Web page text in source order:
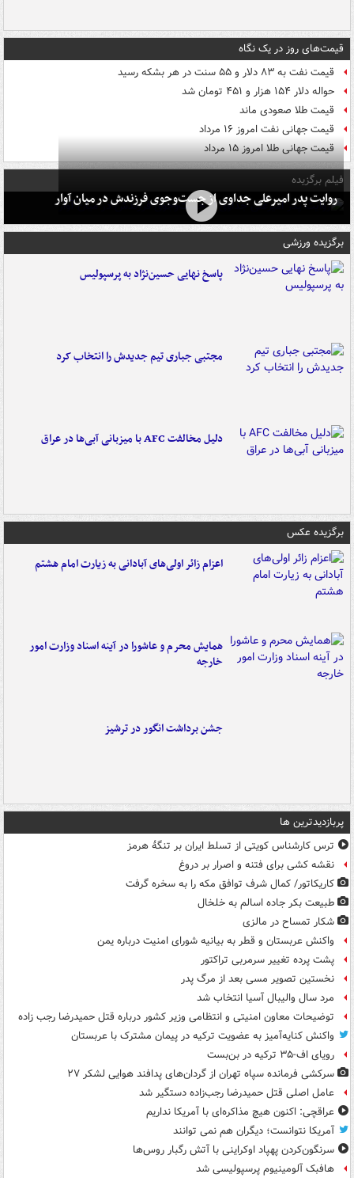
قیمت‌های روز در یک نگاه
قیمت نفت به ۸۳ دلار و ۵۵ سنت در هر بشکه رسید
حواله دلار ۱۵۴ هزار و ۴۵۱ تومان شد
قیمت طلا صعودی ماند
قیمت جهانی نفت امروز ۱۶ مرداد
قیمت جهانی طلا امروز ۱۵ مرداد
فیلم برگزیده
روایت پدر امیرعلی جداوی از جست‌وجوی فرزندش در میان آوار
برگزیده ورزشی
پاسخ نهایی حسین‌نژاد به پرسپولیس
مجتبی جباری تیم جدیدش را انتخاب کرد
دلیل مخالفت AFC با میزبانی آبی‌ها در عراق
برگزیده عکس
اعزام زائر اولی‌های آبادانی به زیارت امام هشتم
همایش محرم و عاشورا در آینه اسناد وزارت امور
خارجه
جشن برداشت انگور در ترشیز
پربازدیدترین ها
ترس کارشناس کویتی از تسلط ایران بر تنگۀ هرمز
نقشه کشی برای فتنه و اصرار بر دروغ
کاریکاتور/ کمال شرف توافق مکه را به سخره گرفت
طبیعت بکر جاده اسالم به خلخال
شکار تمساح در مالزی
واکنش عربستان و قطر به بیانیه شورای امنیت درباره یمن
پشت پرده تغییر سرمربی تراکتور
نخستین تصویر مسی بعد از مرگ پدر
مرد سال والیبال آسیا انتخاب شد
توضیحات معاون امنیتی و انتظامی وزیر کشور درباره قتل حمیدرضا رجب زاده
واکنش کنایه‌آمیز به عضویت ترکیه در پیمان مشترک با عربستان
رویای اف-۳۵ ترکیه در بن‌بست
سرکشی فرمانده سپاه تهران از گردان‌های پدافند هوایی لشکر ۲۷
عامل اصلی قتل حمیدرضا رجب‌زاده دستگیر شد
عراقچی: اکنون هیچ مذاکره‌ای با آمریکا نداریم
آمریکا نتوانست؛ دیگران هم نمی توانند
سرنگون‌کردن پهپاد اوکراینی با آتش رگبار روس‌ها
هافبک آلومینیوم پرسپولیسی شد